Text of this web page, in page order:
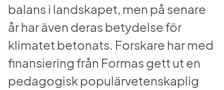
balans i landskapet, men på senare
år har även deras betydelse för
klimatet betonats. Forskare har med
finansiering från Formas gett ut en
pedagogisk populärvetenskaplig